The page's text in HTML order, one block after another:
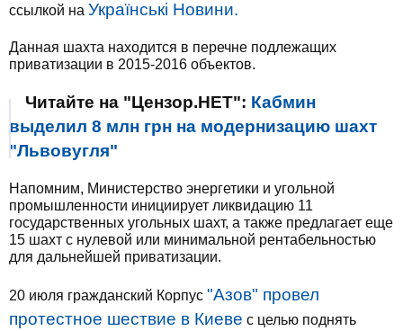
ссылкой на Українські Новини.
Данная шахта находится в перечне подлежащих
приватизации в 2015-2016 объектов.
Читайте на "Цензор.НЕТ": Кабмин
выделил 8 млн грн на модернизацию шахт
"Львовугля"
Напомним, Министерство энергетики и угольной
промышленности инициирует ликвидацию 11
государственных угольных шахт, а также предлагает еще
15 шахт с нулевой или минимальной рентабельностью
для дальнейшей приватизации.
20 июля гражданский Корпус "Азов" провел
протестное шествие в Киеве с целью поднять